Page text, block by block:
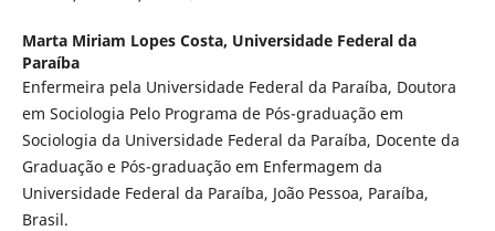
Marta Miriam Lopes Costa, Universidade Federal da
Paraíba
Enfermeira pela Universidade Federal da Paraíba, Doutora
em Sociologia Pelo Programa de Pós-graduação em
Sociologia da Universidade Federal da Paraíba, Docente da
Graduação e Pós-graduação em Enfermagem da
Universidade Federal da Paraíba, João Pessoa, Paraíba,
Brasil.